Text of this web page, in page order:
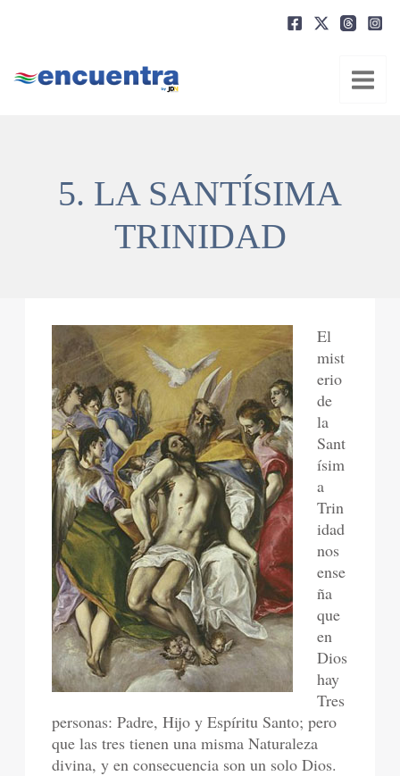
5. LA SANTÍSIMA
TRINIDAD
El
mist
erio
de
la
Sant
ísim
a
Trin
idad
nos
ense
ña
que
en
Dios
hay
Tres
personas: Padre, Hijo y Espíritu Santo; pero
que las tres tienen una misma Naturaleza
divina, y en consecuencia son un solo Dios.